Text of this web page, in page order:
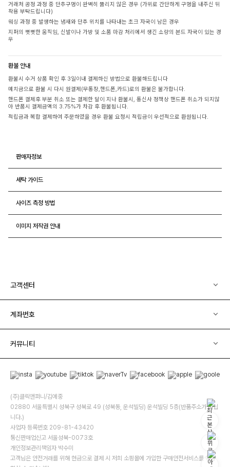
거래처 공정 과정 중 단추구멍이 완벽히 뚫리지 않은 경우 (가위로 간단하게 구멍을 내주신 뒤
착용 부탁드립니다)
워싱 과정 중 발생하는 냄새와 단추 위치를 나타내는 초크 자국이 남은 경우
지퍼의 뻣뻣한 움직임, 신발이나 가방 및 소품 마감 처리에서 생긴 소량의 본드 자국이 있는 경
우
환불 안내
환불시 수거 상품 확인 후 3일이내 결제하신 방법으로 환불해드립니다
예치금으로 환불 시 다시 원결제(무통장,핸드폰,카드)로의 환불은 불가합니다.
핸드폰 결제후 부분 취소 또는 결제한 달이 지나 환불시, 통신사 정책상 핸드폰 취소가 되지않
아 반품시 결제금액의 3.75%가 차감 후 환불됩니다.
적립금과 복합 결제하여 주문하였을 경우 환불 요청시 적립금이 우선적으로 환원됩니다.
판매자정보
세탁 가이드
사이즈 측정 방법
이미지 저작권 안내
고객센터
계좌번호
커뮤니티
(주)클릭앤퍼니/김예중
02880 서울특별시 성북구 성북로 49 (성북동, 운석빌딩) 운석빌딩 5층(반품주소가 아닙
니다.)
사업자 등록번호 209-81-43420
통신판매업신고 서울성북-0073호
개인정보관리책임자 박수미
고객님은 안전거래를 위해 현금으로 결제 시 저희 소핑몰에 가입한 구매안전서비스를 이용